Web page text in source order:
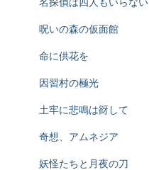
呪いの森の仮面館
命に供花を
因習村の極光
土牢に悲鳴は谺して
奇想、アムネジア
妖怪たちと月夜の刀